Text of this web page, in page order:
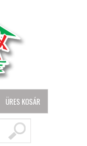
ÜRES KOSÁR